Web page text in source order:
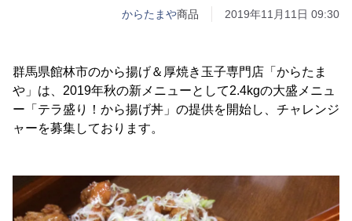
からたまや商品 2019年11月11日 09:30
群馬県館林市のから揚げ＆厚焼き玉子専門店「からたま
や」は、2019年秋の新メニューとして2.4kgの大盛メニュ
ー「テラ盛り！から揚げ丼」の提供を開始し、チャレンジ
ャーを募集しております。